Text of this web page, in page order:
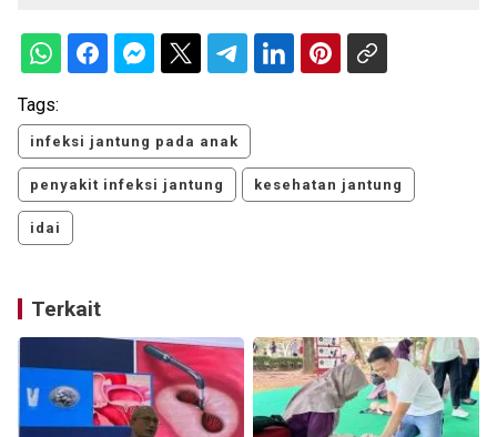
Tags:
infeksi jantung pada anak
penyakit infeksi jantung kesehatan jantung
idai
Terkait